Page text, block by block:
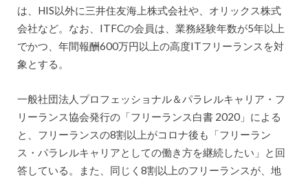
は、HIS以外に三井住友海上株式会社や、オリックス株式
会社など。なお、ITFCの会員は、業務経験年数が5年以上
でかつ、年間報酬600万円以上の高度ITフリーランスを対
象とする。
一般社団法人プロフェッショナル＆パラレルキャリア・フ
リーランス協会発行の「フリーランス白書 2020」による
と、フリーランスの8割以上がコロナ後も「フリーラン
ス・パラレルキャリアとしての働き方を継続したい」と回
答している。また、同じく8割以上のフリーランスが、地